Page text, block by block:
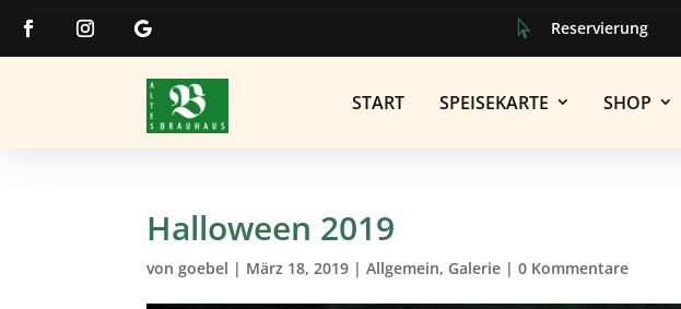
 Reservierung
START SPEISEKARTE SHOP
Halloween 2019
vongoebel | März 18, 2019 |Allgemein, Galerie |0 Kommentare